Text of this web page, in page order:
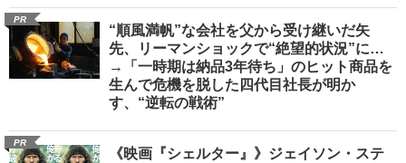
PR
“順風満帆”な会社を父から受け継いだ矢
先、リーマンショックで“絶望的状況”に…
→「一時期は納品3年待ち」のヒット商品を
生んで危機を脱した四代目社長が明か
す、“逆転の戦術”
PR
《映画『シェルター』》ジェイソン・ステ